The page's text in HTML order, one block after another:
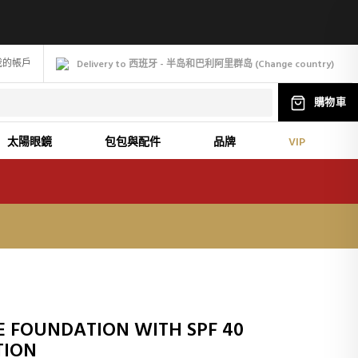
Delivery to 西班牙 - 半岛和巴利阿里群岛 (Change country)
帳戶
購物車
太陽眼鏡 包包與配件 品牌 VIP
FOUNDATION WITH SPF 40